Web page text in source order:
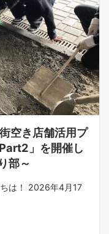
空き店舗活用プ
」を開催し
部～
は！ 2026年4月17